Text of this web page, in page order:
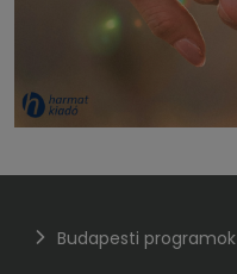
Budapesti programok